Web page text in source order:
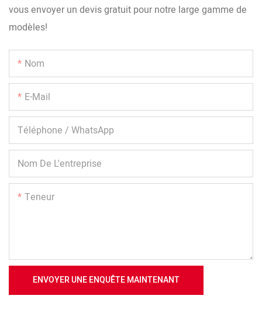
vous envoyer un devis gratuit pour notre large gamme de
modèles!
Nom
E-Mail
Téléphone / WhatsApp
Nom De L'entreprise
Teneur
ENVOYER UNE ENQUÊTE MAINTENANT